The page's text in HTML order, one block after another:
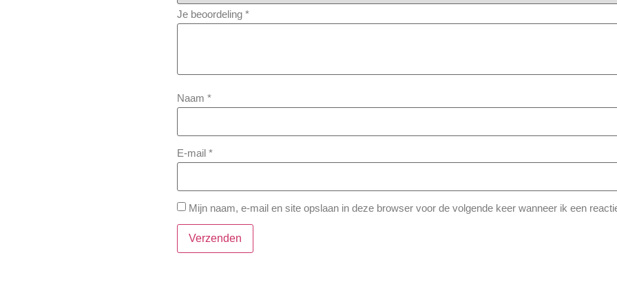
Je beoordeling *
Naam *
E-mail *
Mijn naam, e-mail en site opslaan in deze browser voor de volgende keer wanneer ik een